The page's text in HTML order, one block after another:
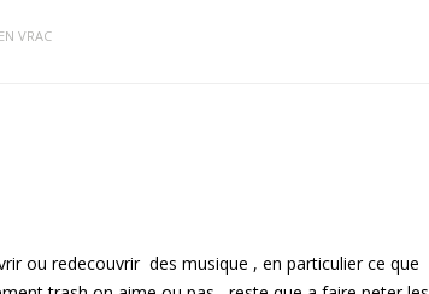
EN VRAC
ou redecouvrir des musique , en particulier ce que